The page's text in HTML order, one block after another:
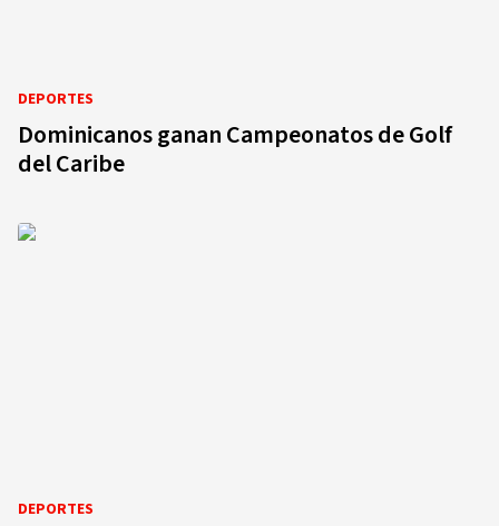
DEPORTES
Dominicanos ganan Campeonatos de Golf
del Caribe
DEPORTES